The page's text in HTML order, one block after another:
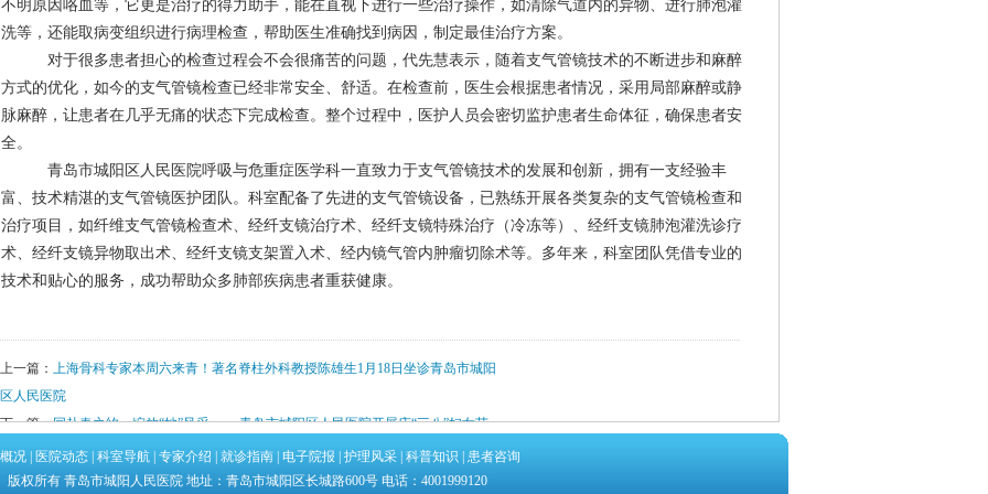
不明原因咯血等，它更是治疗的得力助手，能在直视下进行一些治疗操作，如清除气道内的异物、进行肺泡灌
洗等，还能取病变组织进行病理检查，帮助医生准确找到病因，制定最佳治疗方案。
对于很多患者担心的检查过程会不会很痛苦的问题，代先慧表示，随着支气管镜技术的不断进步和麻醉
方式的优化，如今的支气管镜检查已经非常安全、舒适。在检查前，医生会根据患者情况，采用局部麻醉或静
脉麻醉，让患者在几乎无痛的状态下完成检查。整个过程中，医护人员会密切监护患者生命体征，确保患者安
全。
青岛市城阳区人民医院呼吸与危重症医学科一直致力于支气管镜技术的发展和创新，拥有一支经验丰
富、技术精湛的支气管镜医护团队。科室配备了先进的支气管镜设备，已熟练开展各类复杂的支气管镜检查和
治疗项目，如纤维支气管镜检查术、经纤支镜治疗术、经纤支镜特殊治疗（冷冻等）、经纤支镜肺泡灌洗诊疗
术、经纤支镜异物取出术、经纤支镜支架置入术、经内镜气管内肿瘤切除术等。多年来，科室团队凭借专业的
技术和贴心的服务，成功帮助众多肺部疾病患者重获健康。
上一篇： 上海骨科专家本周六来青！著名脊柱外科教授陈雄生1月18日坐诊青岛市城阳
区人民医院
下一篇：同赴春之约，绽放“她”风采 ——青岛市城阳区人民医院开展庆“三八”妇女节
系列活动
况 医院动态 科室导航 专家介绍 就诊指南 电子院报 护理风采 科普知识
患者咨询
版权所有 青岛市城阳人民医院 地址：青岛市城阳区长城路600号 电话：4001999120